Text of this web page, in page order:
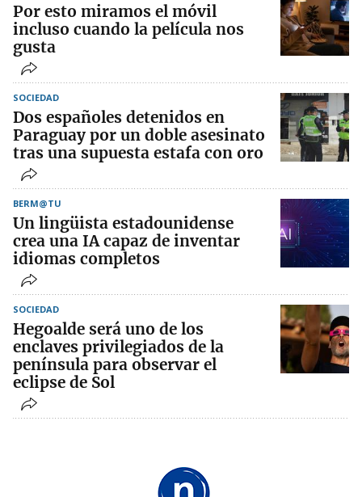
Por esto miramos el móvil
incluso cuando la película nos
gusta
SOCIEDAD
Dos españoles detenidos en
Paraguay por un doble asesinato
tras una supuesta estafa con oro
BERM@TU
Un lingüista estadounidense
crea una IA capaz de inventar
idiomas completos
SOCIEDAD
Hegoalde será uno de los
enclaves privilegiados de la
península para observar el
eclipse de Sol